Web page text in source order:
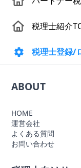
税理士紹介
税理士登録/
ABOUT
HOME
運営会社
よくある質問
お問い合わせ